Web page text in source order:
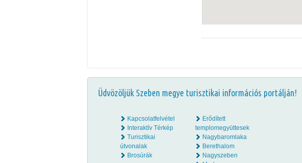
Üdvözöljük Szeben megye turisztikai információs portálján!
Kapcsolatfelvétel
Interaktív Térkép
Turisztikai
útvonalak
Brosúrák
Erődített
templomegyüttesek
Nagybaromlaka
Berethalom
Nagyszeben